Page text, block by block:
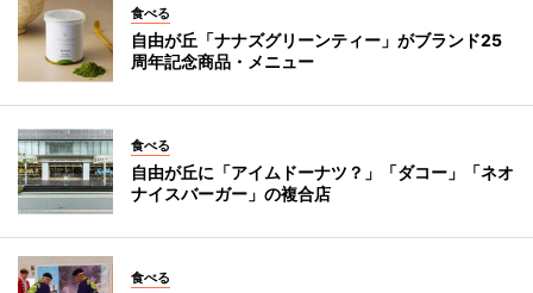
食べる
自由が丘「ナナズグリーンティー」がブランド25
周年記念商品・メニュー
食べる
自由が丘に「アイムドーナツ？」「ダコー」「ネオ
ナイスバーガー」の複合店
食べる